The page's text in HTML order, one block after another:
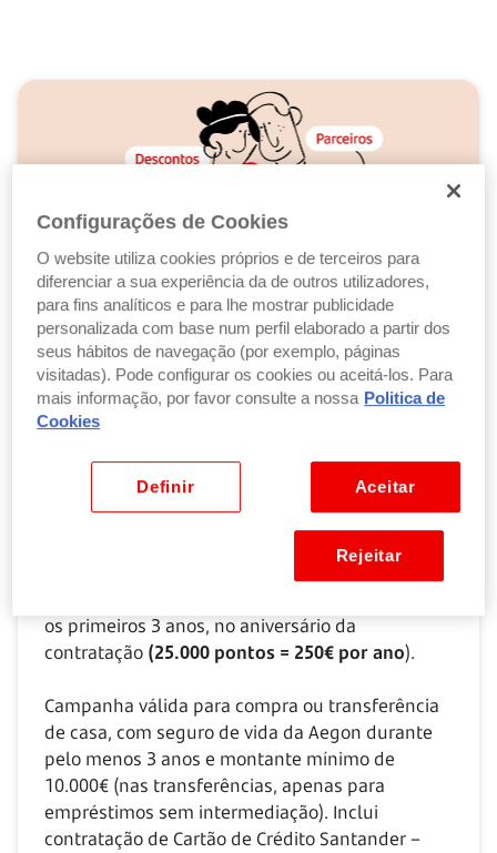
Receba até 225.000 pontos =
2.250€ no Santander Rewards
150.000 pontos = 1.500€ + 75.000 pontos =
, se escriturar o nosso Crédito
Habitação,recebe 1% do valor do Crédito até ao
máximo de 150.000 pontos = 1.500€ , no
Santander Rewards. Recebe ainda mais
os primeiros 3 anos, no aniversário da
contratação (25.000 pontos = 250€ por ano).
Campanha válida para compra ou transferência
de casa, com seguro de vida da Aegon durante
pelo menos 3 anos e montante mínimo de
10.000€ (nas transferências, apenas para
empréstimos sem intermediação). Inclui
contratação de Cartão de Crédito Santander –
Configurações de Cookies
O website utiliza cookies próprios e de terceiros para
diferenciar a sua experiência da de outros utilizadores,
para fins analíticos e para lhe mostrar publicidade
personalizada com base num perfil elaborado a partir dos
seus hábitos de navegação (por exemplo, páginas
visitadas). Pode configurar os cookies ou aceitá-los. Para
mais informação, por favor consulte a nossa Politica de
Cookies
Aceitar
Definir
Rejeitar